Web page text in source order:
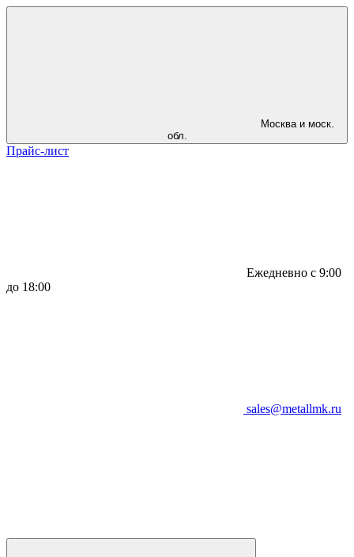
Москва и моск.
обл.
Прайс-лист
Ежедневно с 9:00
до 18:00
sales@metallmk.ru